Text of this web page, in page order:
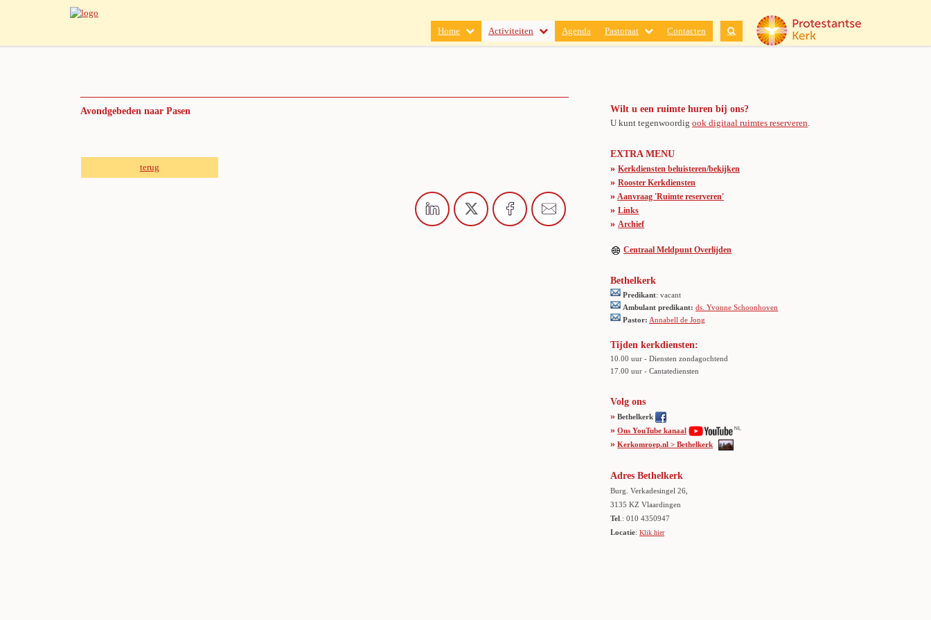
Home Activiteiten Agenda Pastoraat Contacten
Avondgebeden naar Pasen
terug
Wilt u een ruimte huren bij ons?
U kunt tegenwoordigook digitaal ruimtes reserveren.
EXTRA MENU
» Kerkdiensten beluisteren/bekijken
» Rooster Kerkdiensten
» Aanvraag 'Ruimte reserveren'
» Links
» Archief
Centraal Meldpunt Overlijden
Bethelkerk
Predikant: vacant
Ambulant predikant: ds. Yvonne Schoonhoven
Pastor: Annabell de Jong
Tijden kerkdiensten:
10.00 uur - Diensten zondagochtend
17.00 uur - Cantatediensten
Volg ons
» Bethelkerk
» Ons YouTube kanaal
» Kerkomroep.nl > Bethelkerk
Adres Bethelkerk
Burg. Verkadesingel 26,
3135 KZ Vlaardingen
Tel .: 010 4350947
Locatie:Klik hier